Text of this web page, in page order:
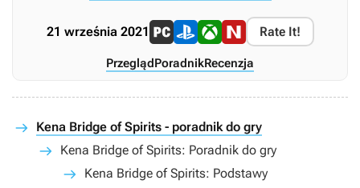
21 września 2021 Rate It!
PrzeglądPoradnikRecenzja
Kena Bridge of Spirits - poradnik do gry
Kena Bridge of Spirits: Poradnik do gry
Kena Bridge of Spirits: Podstawy